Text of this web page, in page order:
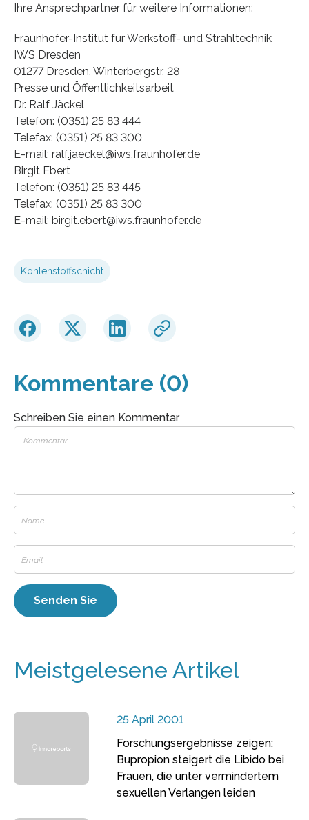
Ihre Ansprechpartner für weitere Informationen:
Fraunhofer-Institut für Werkstoff- und Strahltechnik
IWS Dresden
01277 Dresden, Winterbergstr. 28
Presse und Öffentlichkeitsarbeit
Dr. Ralf Jäckel
Telefon: (0351) 25 83 444
Telefax: (0351) 25 83 300
E-mail: ralf.jaeckel@iws.fraunhofer.de
Birgit Ebert
Telefon: (0351) 25 83 445
Telefax: (0351) 25 83 300
E-mail: birgit.ebert@iws.fraunhofer.de
Kohlenstoffschicht
Kommentare (0)
Schreiben Sie einen Kommentar
Meistgelesene Artikel
25 April 2001
Forschungsergebnisse zeigen:
Bupropion steigert die Libido bei
Frauen, die unter vermindertem
sexuellen Verlangen leiden